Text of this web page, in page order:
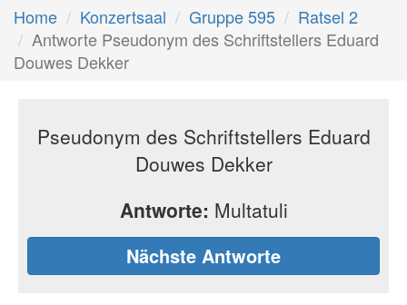
Home Konzertsaal Gruppe 595
Ratsel 2
Antworte Pseudonym des Schriftstellers Eduard
Douwes Dekker
Pseudonym des Schriftstellers Eduard
Douwes Dekker
Antworte: Multatuli
Nächste Antworte